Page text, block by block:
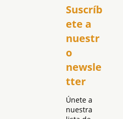
Suscríb
ete a
nuestr
o
newsle
tter
Únete a
nuestra